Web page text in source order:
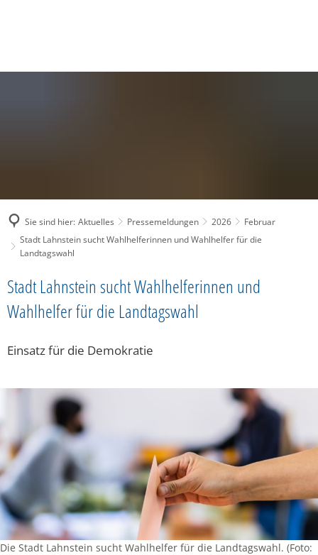
Sie sind hier: Aktuelles Pressemeldungen 2026
Februar
Stadt Lahnstein sucht Wahlhelferinnen und Wahlhelfer für die
Landtagswahl
Stadt Lahnstein sucht Wahlhelferinnen und
Wahlhelfer für die Landtagswahl
Einsatz für die Demokratie
Die Stadt Lahnstein sucht Wahlhelfer für die Landtagswahl. (Foto: